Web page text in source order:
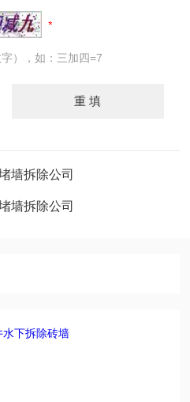
），如：三加四=7
墙拆除公司
墙拆除公司